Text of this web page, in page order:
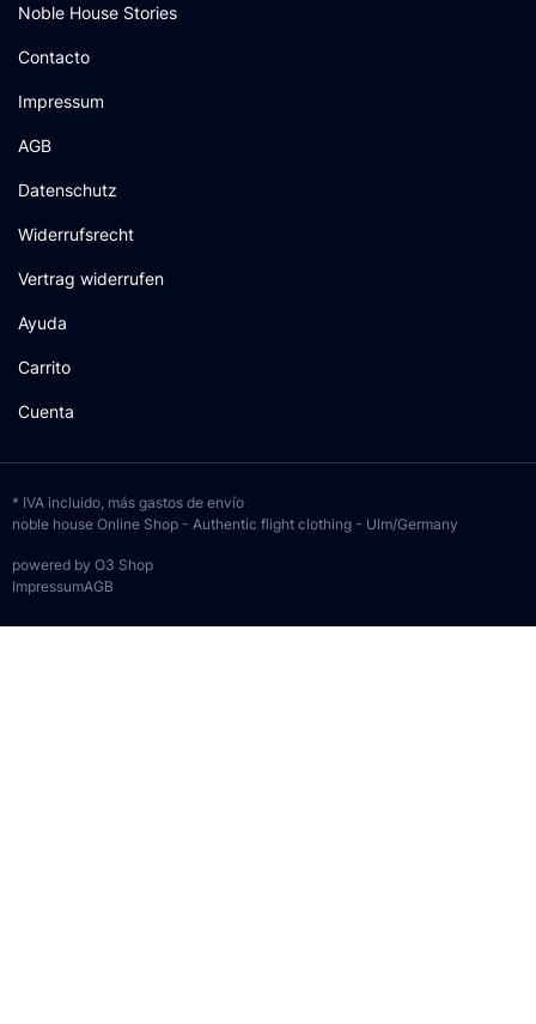
Noble House Stories
Contacto
Impressum
AGB
Datenschutz
Widerrufsrecht
Vertrag widerrufen
Ayuda
Carrito
Cuenta
* IVA incluido, más gastos de envío
noble house Online Shop - Authentic flight clothing - Ulm/Germany
powered by O3 Shop
ImpressumAGB